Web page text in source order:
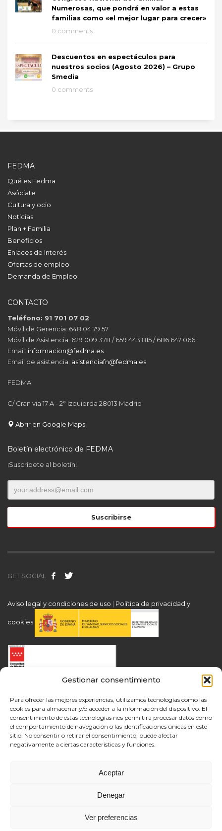
Gestionar consentimiento
Para ofrecer las mejores experiencias, utilizamos tecnologías como las
cookies para almacenar y/o acceder a la información del dispositivo. El
consentimiento de estas tecnologías nos permitirá procesar datos como
el comportamiento de navegación o las identificaciones únicas en este
sitio. No consentir o retirar el consentimiento, puede afectar
negativamente a ciertas características y funciones.
Aceptar
Denegar
Ver preferencias
Numerosas, que pondrá en valor a estas
familias como «el mejor lugar para crecer»
0 comments
Descuentos en espectáculos para
nuestros socios (Agosto 2026) – Grupo
Smedia
0 comments
FEDMA
Qué es Fedma
Asóciate
Cultura y ocio
Noticias
Plan + Familia
Beneficios
Enlaces de Interés
Ofertas de empleo
Demanda de Empleo
CONTACTO
Teléfono: 91 701 07 02
Móvil de Gerencia: 648 04 79 57
Móvil de Asistencia: 629 009 378 / 659 443 815 / 686 647 066
Email: informacion@fedma.es
Email de asistencia: asistenciafn@fedma.es
FEDMA
C/ Gran via 17 A - 2° Izquierda 28013 Madrid
Abrir en Google Maps
Boletín electrónico de FEDMA
¡Suscríbete al boletín!
GET SOCIAL
Aviso legal y condiciones de uso | Política de privacidad y
cookies